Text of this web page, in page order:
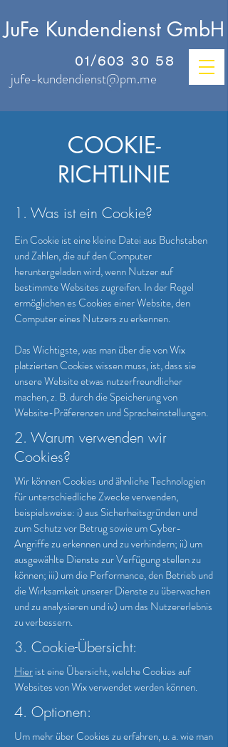
01/603 30 58
jufe-kundendienst@pm.me
JuFe Kundendienst GmbH
COOKIE-
RICHTLINIE
1. Was ist ein Cookie?
Ein Cookie ist eine kleine Datei aus Buchstaben
und Zahlen, die auf den Computer
heruntergeladen wird, wenn Nutzer auf
bestimmte Websites zugreifen. In der Regel
ermöglichen es Cookies einer Website, den
Computer eines Nutzers zu erkennen.
Das Wichtigste, was man über die von Wix
platzierten Cookies wissen muss, ist, dass sie
unsere Website etwas nutzerfreundlicher
machen, z. B. durch die Speicherung von
Website-Präferenzen und Spracheinstellungen.
2. Warum verwenden wir
Cookies?
Wir können Cookies und ähnliche Technologien
für unterschiedliche Zwecke verwenden,
beispielsweise: i) aus Sicherheitsgründen und
zum Schutz vor Betrug sowie um Cyber-
Angriffe zu erkennen und zu verhindern; ii) um
ausgewählte Dienste zur Verfügung stellen zu
können; iii) um die Performance, den Betrieb und
die Wirksamkeit unserer Dienste zu überwachen
und zu analysieren und iv) um das Nutzererlebnis
zu verbessern.
3. Cookie-Übersicht:
Hierist eine Übersicht, welche Cookies auf
Websites von Wix verwendet werden können.
4. Optionen:
Um mehr über Cookies zu erfahren, u. a. wie man